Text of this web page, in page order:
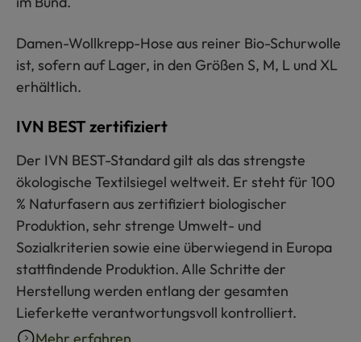
Damen-Wollkrepp-Hose aus reiner Bio-Schurwolle
ist, sofern auf Lager, in den Größen S, M, L und XL
erhältlich.
IVN BEST zertifiziert
Der IVN BEST-Standard gilt als das strengste
ökologische Textilsiegel weltweit. Er steht für 100
% Naturfasern aus zertifiziert biologischer
Produktion, sehr strenge Umwelt- und
Sozialkriterien sowie eine überwiegend in Europa
stattfindende Produktion. Alle Schritte der
Herstellung werden entlang der gesamten
Lieferkette verantwortungsvoll kontrolliert.